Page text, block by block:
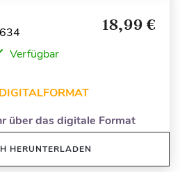
18,99 €
Verfügbar
über das digitale Format
HERUNTERLADEN